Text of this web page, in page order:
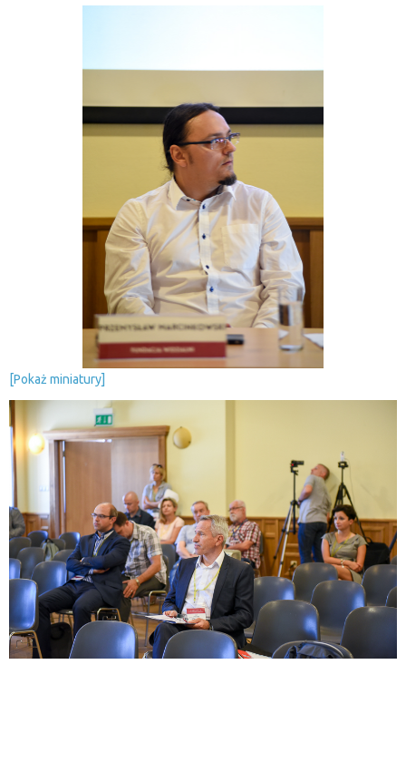
[Pokaż miniatury]